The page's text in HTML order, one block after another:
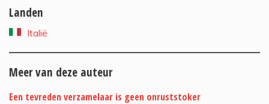
Landen
Italië
Meer van deze auteur
Een tevreden verzamelaar is geen onruststoker